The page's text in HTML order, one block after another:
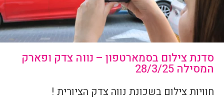
סדנת צילום בסמארטפון – נווה צדק ופארק
המסילה 28/3/25
חוויות צילום בשכונת נווה צדק הציורית !